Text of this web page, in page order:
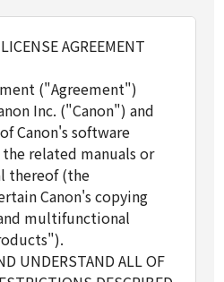
AGREEMENT
("Agreement")
Inc. ("Canon") and
Canon's software
related manuals or
thereof (the
Canon's copying
multifunctional
UNDERSTAND ALL OF